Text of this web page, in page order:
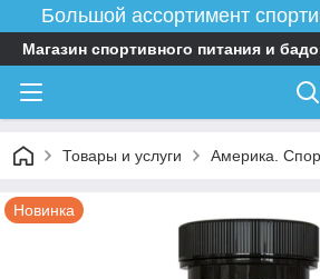
Большой ассортимент
Магазин спортивного питания и
Товары и услуги Америка.
Новинка